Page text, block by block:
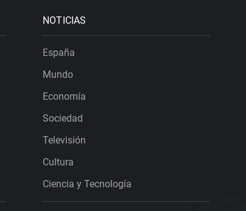
NOTICIAS
España
Mundo
Economía
Sociedad
Televisión
Cultura
Ciencia y Tecnología